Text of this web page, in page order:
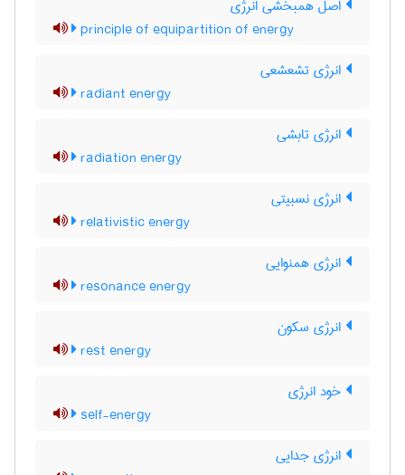
اصل همبخشی انرژی
principle of equipartition of energy
انرژی تشعشعی
radiant energy
انرژی تابشی
radiation energy
انرژی نسبیتی
relativistic energy
انرژی همنوایی
resonance energy
انرژی سکون
rest energy
خود انرژی
self-energy
انرژی جدایی